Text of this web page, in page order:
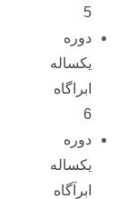
5
دوره
یکساله
ابراگاه
6
دوره
یکساله
ابرآگاه